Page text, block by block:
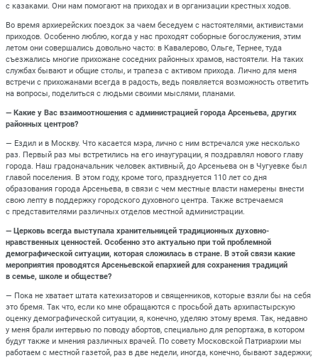
с казаками. Они нам помогают на приходах и в организации крестных ходов.
Во время архиерейских поездок за чаем беседуем с настоятелями, активистами
приходов. Особенно люблю, когда у нас проходят соборные богослужения, этим
летом они совершались довольно часто: в Кавалерово, Ольге, Тернее, туда
съезжались многие прихожане соседних районных храмов, настоятели. На таких
службах бывают и общие столы, и трапеза с активом прихода. Лично для меня
встречи с прихожанами всегда в радость, ведь появляется возможность ответить
на вопросы, поделиться с людьми своими мыслями, планами.
— Какие у Вас взаимоотношения с администрацией города Арсеньева, других
районных центров?
— Ездил и в Москву. Что касается мэра, лично с ним встречался уже несколько
раз. Первый раз мы встретились на его инаугурации, я поздравлял нового главу
города. Наш градоначальник человек активный, до Арсеньева он в Чугуевке был
главой поселения. В этом году, кроме того, празднуется 110 лет со дня
образования города Арсеньева, в связи с чем местные власти намерены внести
свою лепту в поддержку городского духовного центра. Также встречаемся
с представителями различных отделов местной администрации.
— Церковь всегда выступала хранительницей традиционных духовно-
нравственных ценностей. Особенно это актуально при той проблемной
демографической ситуации, которая сложилась в стране. В этой связи какие
мероприятия проводятся Арсеньевской епархией для сохранения традиций
в семье, школе и обществе?
— Пока не хватает штата катехизаторов и священников, которые взяли бы на себя
это бремя. Так что, если ко мне обращаются с просьбой дать архипастырскую
оценку демографической ситуации, я, конечно, уделяю этому время. Так, недавно
у меня брали интервью по поводу абортов, специально для репортажа, в котором
будут также и мнения различных врачей. По совету Московской Патриархии мы
работаем с местной газетой, раз в две недели, иногда, конечно, бывают задержки;